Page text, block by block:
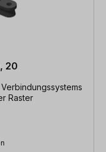
20
Raster